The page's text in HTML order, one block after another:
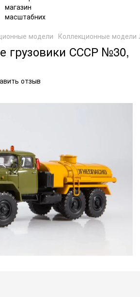
модели Коллекционные модели
грузовики СССР №30,
отзыв